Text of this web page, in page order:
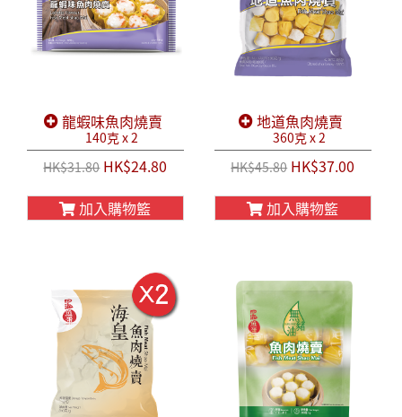
龍蝦味魚肉燒賣
140克 x 2
HK$31.80HK$24.80
加入購物籃
地道魚肉燒賣
360克 x 2
HK$45.80HK$37.00
加入購物籃